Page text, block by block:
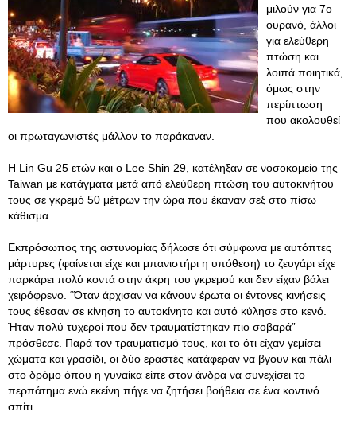
μιλούν για 7ο
ουρανό, άλλοι
για ελεύθερη
πτώση και
λοιπά ποιητικά,
όμως στην
περίπτωση
που ακολουθεί
οι πρωταγωνιστές μάλλον το παράκαναν.
Η Lin Gu 25 ετών και ο Lee Shin 29, κατέληξαν σε νοσοκομείο της
Taiwan με κατάγματα μετά από ελεύθερη πτώση του αυτοκινήτου
τους σε γκρεμό 50 μέτρων την ώρα που έκαναν σεξ στο πίσω
κάθισμα.
Εκπρόσωπος της αστυνομίας δήλωσε ότι σύμφωνα με αυτόπτες
μάρτυρες (φαίνεται είχε και μπανιστήρι η υπόθεση) το ζευγάρι είχε
παρκάρει πολύ κοντά στην άκρη του γκρεμού και δεν είχαν βάλει
χειρόφρενο. “Όταν άρχισαν να κάνουν έρωτα οι έντονες κινήσεις
τους έθεσαν σε κίνηση το αυτοκίνητο και αυτό κύλησε στο κενό.
Ήταν πολύ τυχεροί που δεν τραυματίστηκαν πιο σοβαρά”
πρόσθεσε. Παρά τον τραυματισμό τους, και το ότι είχαν γεμίσει
χώματα και γρασίδι, οι δύο εραστές κατάφεραν να βγουν και πάλι
στο δρόμο όπου η γυναίκα είπε στον άνδρα να συνεχίσει το
περπάτημα ενώ εκείνη πήγε να ζητήσει βοήθεια σε ένα κοντινό
σπίτι.